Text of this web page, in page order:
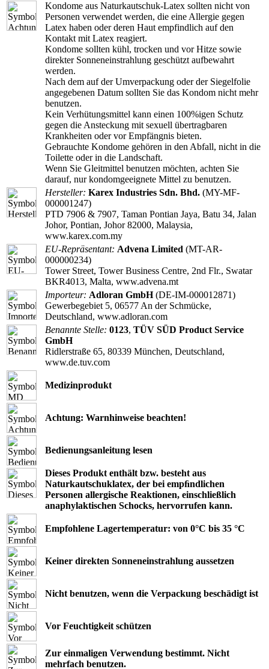
Kondome aus Naturkautschuk-Latex sollten nicht von
Personen verwendet werden, die eine Allergie gegen
Latex haben oder deren Haut empfindlich auf den
Kontakt mit Latex reagiert.
Kondome sollten kühl, trocken und vor Hitze sowie
direkter Sonneneinstrahlung geschützt aufbewahrt
werden.
Nach dem auf der Umverpackung oder der Siegelfolie
angegebenen Datum sollten Sie das Kondom nicht mehr
benutzen.
Kein Verhütungsmittel kann einen 100%igen Schutz
gegen die Ansteckung mit sexuell übertragbaren
Krankheiten oder vor Empfängnis bieten.
Gebrauchte Kondome gehören in den Abfall, nicht in die
Toilette oder in die Landschaft.
Wenn Sie Gleitmittel benutzen möchten, achten Sie
darauf, nur kondomgeeignete Mittel zu benutzen.
Hersteller: Karex Industries Sdn. Bhd. (MY-MF-
000001247)
PTD 7906 & 7907, Taman Pontian Jaya, Batu 34, Jalan
Johor, Pontian, Johor 82000, Malaysia,
www.karex.com.my
EU-Repräsentant: Advena Limited (MT-AR-
000000234)
Tower Street, Tower Business Centre, 2nd Flr., Swatar
BKR4013, Malta, www.advena.mt
Importeur: Adloran GmbH(DE-IM-000012871)
Gewerbegebiet 5, 06577 An der Schmücke,
Deutschland, www.adloran.com
Benannte Stelle: 0123, TÜV SÜD Product Service
GmbH
Ridlerstraße 65, 80339 München, Deutschland,
www.de.tuv.com
Medizinprodukt
Achtung: Warnhinweise beachten!
Bedienungsanleitung lesen
Dieses Produkt enthält bzw. besteht aus
Naturkautschuklatex, der bei empﬁndlichen
Personen allergische Reaktionen, einschließlich
anaphylaktischen Schocks, hervorrufen kann.
Empfohlene Lagertemperatur: von 0°C bis 35 °C
Keiner direkten Sonneneinstrahlung aussetzen
Nicht benutzen, wenn die Verpackung beschädigt ist
Vor Feuchtigkeit schützen
Zur einmaligen Verwendung bestimmt. Nicht
mehrfach benutzen.